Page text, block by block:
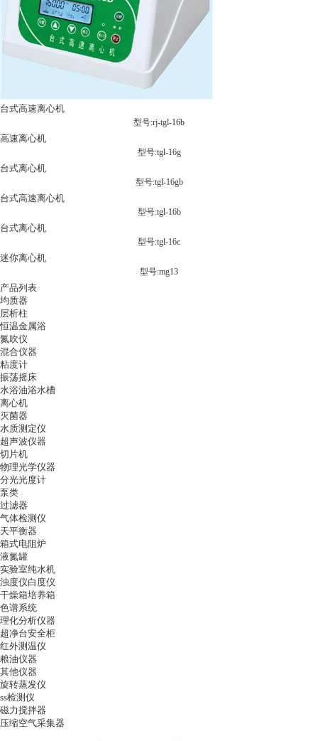
台式高速离心机
型号:rj-tgl-16b
高速离心机
型号:tgl-16g
台式离心机
型号:tgl-16gb
台式高速离心机
型号:tgl-16b
台式离心机
型号:tgl-16c
迷你离心机
型号:mg13
产品列表
均质器
层析柱
恒温金属浴
氮吹仪
混合仪器
粘度计
振荡摇床
水浴油浴水槽
离心机
灭菌器
水质测定仪
超声波仪器
切片机
物理光学仪器
分光光度计
泵类
过滤器
气体检测仪
天平衡器
箱式电阻炉
液氮罐
实验室纯水机
浊度仪白度仪
干燥箱培养箱
色谱系统
理化分析仪器
超净台安全柜
红外测温仪
粮油仪器
其他仪器
旋转蒸发仪
ss检测仪
磁力搅拌器
压缩空气采集器